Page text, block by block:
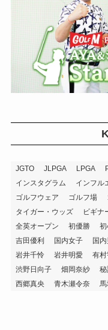
JGTO JLPGA LPGA
インスタグラム
インフル
ゴルフウェア
ゴルフ場
タイガー・ウッズ
ビギナ
全英オープン
初優勝
吉田優利
国内女子 国
岩井千怜
岩井明愛 有
渋野日向子
畑岡奈紗
西郷真央
青木瀬令奈